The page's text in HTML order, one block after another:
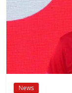
News